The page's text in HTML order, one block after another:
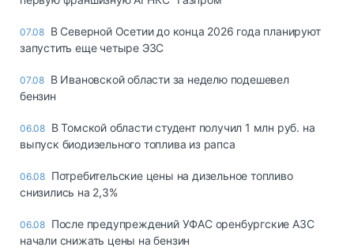
07.08 В Северной Осетии до конца 2026 года планируют
запустить еще четыре ЭЗС
07.08 В Ивановской области за неделю подешевел
бензин
06.08 В Томской области студент получил 1 млн руб. на
выпуск биодизельного топлива из рапса
06.08 Потребительские цены на дизельное топливо
снизились на 2,3%
06.08 После предупреждений УФАС оренбургские АЗС
начали снижать цены на бензин